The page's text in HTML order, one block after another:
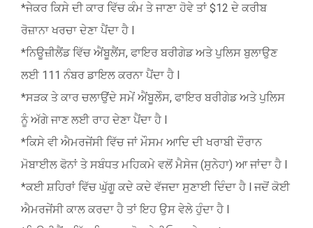
*ਜੇਕਰ ਕਿਸੇ ਦੀ ਕਾਰ ਵਿੱਚ ਕੰਮ ਤੇ ਜਾਣਾ ਹੋਵੇ ਤਾਂ $12 ਦੇ ਕਰੀਬ
ਰੋਜ਼ਾਨਾ ਖਰਚਾ ਦੇਣਾ ਪੈਂਦਾ ਹੈ l
*ਨਿਊਜ਼ੀਲੈਂਡ ਵਿੱਚ ਐਂਬੂਲੈਂਸ, ਫਾਇਰ ਬਰੀਗੇਡ ਅਤੇ ਪੁਲਿਸ ਬੁਲਾਉਣ
ਲਈ 111 ਨੰਬਰ ਡਾਇਲ ਕਰਨਾ ਪੈਂਦਾ ਹੈ l
*ਸੜਕ ਤੇ ਕਾਰ ਚਲਾਉਂਦੇ ਸਮੇਂ ਐਂਬੂਲੇੰਸ, ਫਾਇਰ ਬਰੀਗੇਡ ਅਤੇ ਪੁਲਿਸ
ਨੂੰ ਅੱਗੇ ਜਾਣ ਲਈ ਰਾਹ ਦੇਣਾ ਪੈਂਦਾ ਹੈ l
*ਕਿਸੇ ਵੀ ਐਮਰਜੇਂਸੀ ਵਿੱਚ ਜਾਂ ਮੌਸਮ ਆਦਿ ਦੀ ਖਰਾਬੀ ਦੌਰਾਨ
ਮੋਬਾਈਲ ਫੋਨਾਂ ਤੇ ਸਬੰਧਤ ਮਹਿਕਮੇ ਵਲੋਂ ਮੈਸੇਜ (ਸੁਨੇਹਾ) ਆ ਜਾਂਦਾ ਹੈ l
*ਕਈ ਸ਼ਹਿਰਾਂ ਵਿੱਚ ਘੁੱਗੂ ਕਦੇ ਕਦੇ ਵੱਜਦਾ ਸੁਣਾਈ ਦਿੰਦਾ ਹੈ l ਜਦੋਂ ਕੋਈ
ਐਮਰਜੇਂਸੀ ਕਾਲ ਕਰਦਾ ਹੈ ਤਾਂ ਇਹ ਉਸ ਵੇਲੇ ਹੁੰਦਾ ਹੈ l